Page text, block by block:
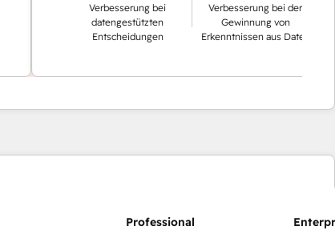
Verbesserung bei
datengestützten
Entscheidungen
Verbesserung bei der
Gewinnung von
Erkenntnissen aus Daten